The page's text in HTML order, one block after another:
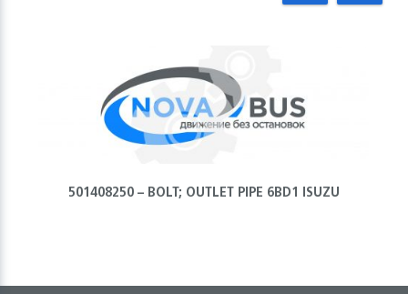
501408250 – BOLT; OUTLET PIPE 6BD1 ISUZU